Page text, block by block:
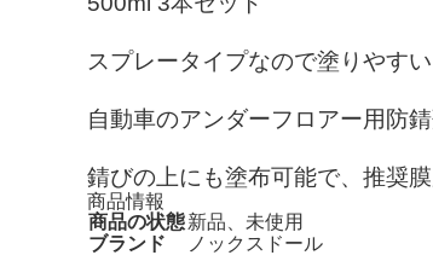
スプレータイプなので塗りやすい
自動車のアンダーフロアー用防
錆びの上にも塗布可能で、推奨
商品情報
商品の状態新品、未使用
ブランド
ノックスドール